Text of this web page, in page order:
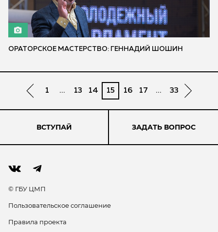
ОРАТОРСКОЕ МАСТЕРСТВО: ГЕННАДИЙ ШОШИН
1 ... 13 14 15 16 17 ... 33
ВСТУПАЙ ЗАДАТЬ ВОПРОС
© ГБУ ЦМП
Пользовательское соглашение
Правила проекта